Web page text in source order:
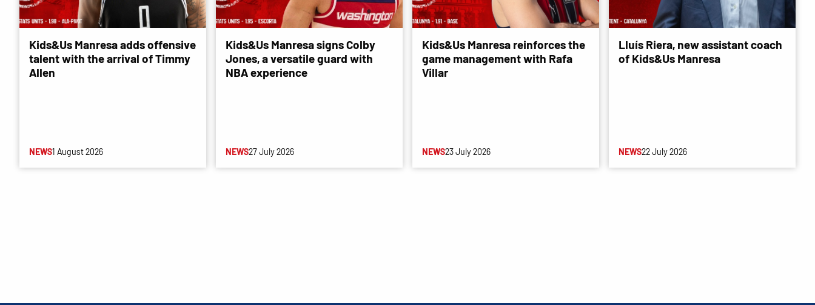
Kids&Us Manresa adds offensive
talent with the arrival of Timmy
Allen
NEWS1 August 2026
Kids&Us Manresa signs Colby
Jones, a versatile guard with
NBA experience
NEWS27 July 2026
Kids&Us Manresa reinforces the
game management with Rafa
Villar
NEWS23 July 2026
Lluís Riera, new assistant coach
of Kids&Us Manresa
NEWS22 July 2026